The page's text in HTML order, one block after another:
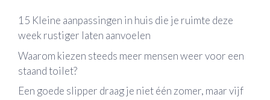
15 Kleine aanpassingen in huis die je ruimte deze
week rustiger laten aanvoelen
Waarom kiezen steeds meer mensen weer voor een
staand toilet?
Een goede slipper draag je niet één zomer, maar vijf